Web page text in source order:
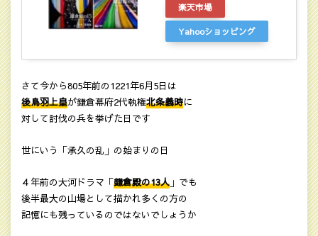
楽天市場
Yahooショッピング
さて今から805年前の1221年6月5日は
後鳥羽上皇が鎌倉幕府2代執権北条義時に
対して討伐の兵を挙げた日です
世にいう「承久の乱」の始まりの日
４年前の大河ドラマ「鎌倉殿の13人 」でも
後半最大の山場として描かれ多くの方の
記憶にも残っているのではないでしょうか